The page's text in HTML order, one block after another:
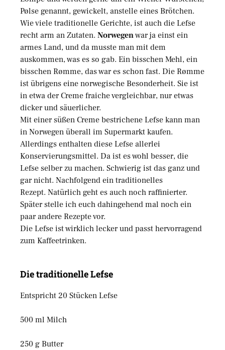
Pølse genannt, gewickelt, anstelle eines Brötchen.
Wie viele traditionelle Gerichte, ist auch die Lefse
recht arm an Zutaten. Norwegenwar ja einst ein
armes Land, und da musste man mit dem
auskommen, was es so gab. Ein bisschen Mehl, ein
bisschen Rømme, das war es schon fast. Die Rømme
ist übrigens eine norwegische Besonderheit. Sie ist
in etwa der Creme fraiche vergleichbar, nur etwas
dicker und säuerlicher.
Mit einer süßen Creme bestrichene Lefse kann man
in Norwegen überall im Supermarkt kaufen.
Allerdings enthalten diese Lefse allerlei
Konservierungsmittel. Da ist es wohl besser, die
Lefse selber zu machen. Schwierig ist das ganz und
gar nicht. Nachfolgend ein traditionelles
Rezept. Natürlich geht es auch noch raffinierter.
Später stelle ich euch dahingehend mal noch ein
paar andere Rezepte vor.
Die Lefse ist wirklich lecker und passt hervorragend
zum Kaffeetrinken.
Die traditionelle Lefse
Entspricht 20 Stücken Lefse
500 ml Milch
250 g Butter